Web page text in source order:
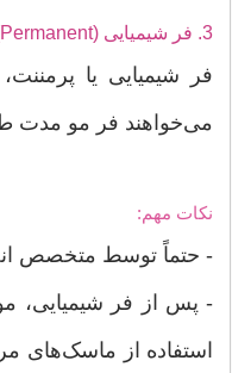
3. فر شیمیایی (Permanent)
فر شیمیایی یا
می‌خواهند فر مو مدت
نکات مهم:
- حتماً توسط متخصص
- پس از فر شیمیایی،
استفاده از ماسک‌های